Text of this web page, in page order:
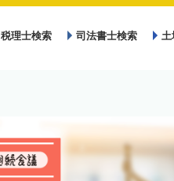
税理士検索 司法書士検索